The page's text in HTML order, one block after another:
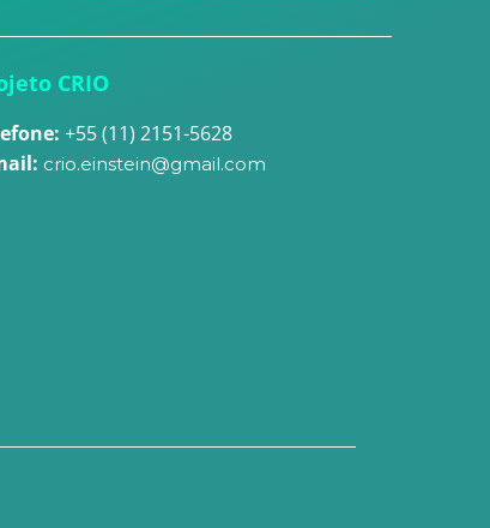
CRIO
+55 (11) 2151-5628
crio.einstein@gmail.com